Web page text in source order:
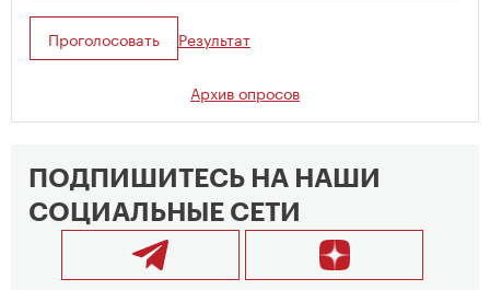
Проголосовать Результат
Архив опросов
ПОДПИШИТЕСЬ НА НАШИ
СОЦИАЛЬНЫЕ СЕТИ